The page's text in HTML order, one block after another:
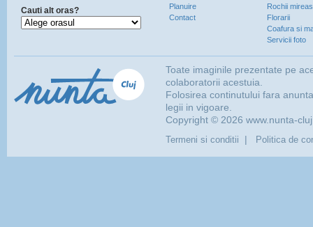
Cauti alt oras?
Planuire
Contact
Rochii
Florarii
Coafura si
Servicii foto
Toate imaginile prezentate pe
colaboratorii acestuia.
Folosirea continutului fara
legii in vigoare.
Copyright © 2026 www.nunta-
Termeni si conditii | Politica de